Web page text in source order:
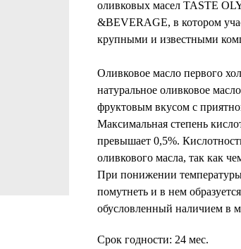
оливковых масел TASTE
&BEVERAGE, в котором
крупными и известными
Оливковое масло первого
натуральное оливковое
фруктовым вкусом c
Максимальная степень
превышает 0,5%.
оливкового масла, так как
При понижении
помутнеть и в нем
обусловленный наличием в
Срок годности: 24 мес.